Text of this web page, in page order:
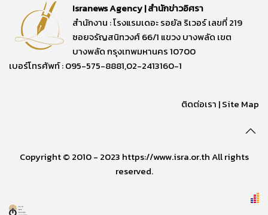
Isranews Agency | สำนักข่าวอิศรา
สำนักงาน : โรงแรมเดอะ รอยัล ริเวอร์ เลขที่ 219
ซอยจรัญสนิทวงศ์ 66/1 แขวง บางพลัด เขต
บางพลัด กรุงเทพมหานคร 10700
เบอร์โทรศัพท์ : 095-575-8881,02-2413160-1
ติดต่อเรา |Site Map
Copyright © 2010 - 2023 https://www.isra.or.th All rights
reserved.